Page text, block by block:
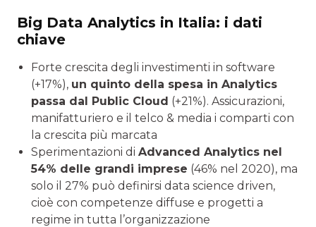
Big Data Analytics in Italia: i dati
chiave
Forte crescita degli investimenti in software
(+17%), un quinto della spesa in Analytics
passa dal Public Cloud (+21%). Assicurazioni,
manifatturiero e il telco & media i comparti con
la crescita più marcata
Sperimentazioni di Advanced Analytics nel
54% delle grandi imprese (46% nel 2020), ma
solo il 27% può definirsi data science driven,
cioè con competenze diffuse e progetti a
regime in tutta l’organizzazione